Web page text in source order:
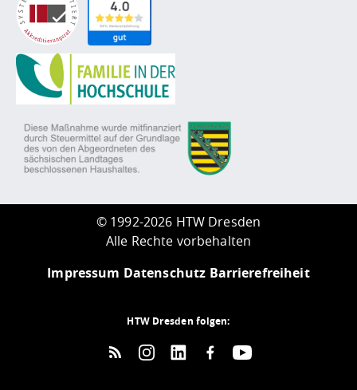
© 1992-2026 HTW Dresden
Alle Rechte vorbehalten
Impressum Datenschutz Barrierefreiheit
HTW Dresden folgen: